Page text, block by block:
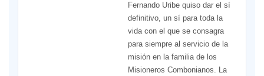
Fernando Uribe quiso dar el sí
definitivo, un sí para toda la
vida con el que se consagra
para siempre al servicio de la
misión en la familia de los
Misioneros Combonianos. La